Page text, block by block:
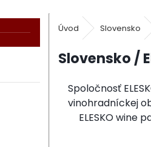
Úvod Slovensko
Slovensko /
Spoločnosť
vinohradníckej
ELESKO wine